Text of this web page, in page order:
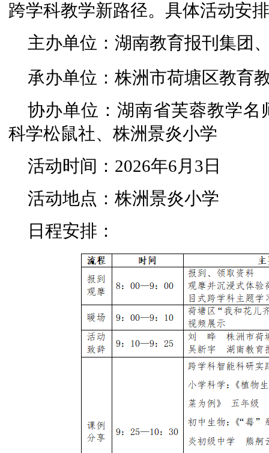
跨学科教学新路径。具体活动安
主办单位：湖南教育报刊集团
承办单位：株洲市荷塘区教育
协办单位：湖南省芙蓉教学
科学松鼠社、株洲景炎小学
活动时间：2026年6月3日
活动地点：株洲景炎小学
日程安排：